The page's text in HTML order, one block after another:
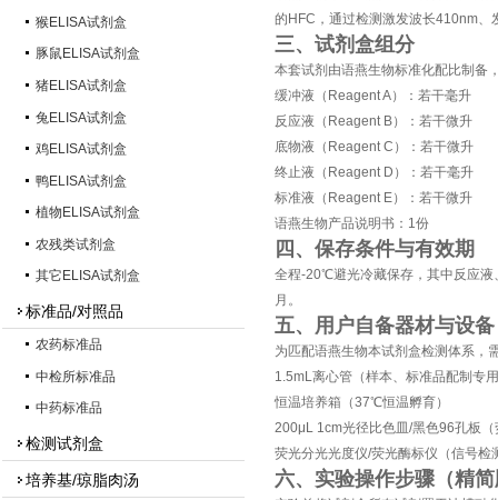
猴ELISA试剂盒
豚鼠ELISA试剂盒
猪ELISA试剂盒
兔ELISA试剂盒
鸡ELISA试剂盒
鸭ELISA试剂盒
植物ELISA试剂盒
农残类试剂盒
其它ELISA试剂盒
标准品/对照品
农药标准品
中检所标准品
中药标准品
检测试剂盒
培养基/琼脂肉汤
的HFC，通过检测激发波长410nm
三、试剂盒组分
本套试剂由语燕生物标准化配比制备
缓冲液（Reagent A）：若干毫升
反应液（Reagent B）：若干微升
底物液（Reagent C）：若干微升
终止液（Reagent D）：若干毫升
标准液（Reagent E）：若干微升
语燕生物产品说明书：1份
四、保存条件与有效期
全程-20℃避光冷藏保存，其中反应液
月。
五、用户自备器材与设备
为匹配语燕生物本试剂盒检测体系，
1.5mL离心管（样本、标准品配制专
恒温培养箱（37℃恒温孵育）
200μL 1cm光径比色皿/黑色96孔板（
荧光分光光度仪/荧光酶标仪（信号检
六、实验操作步骤（精